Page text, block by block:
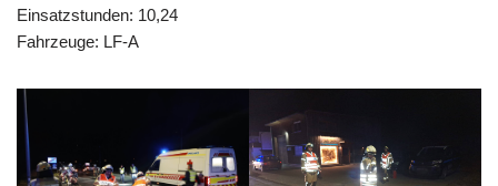
Einsatzstunden: 10,24
Fahrzeuge: LF-A